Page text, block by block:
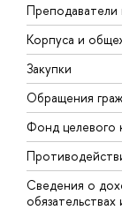
Преподаватели
Корпуса и
Закупки
Обращения
Фонд целевого
Сведения о